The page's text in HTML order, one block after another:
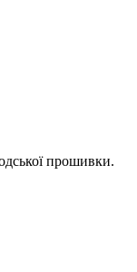
прошивки.